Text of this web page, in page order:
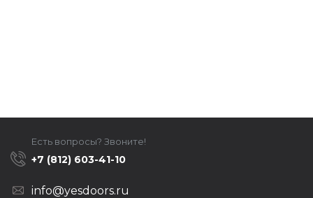
Есть вопросы? Звоните!
+7 (812) 603-41-10
info@yesdoors.ru